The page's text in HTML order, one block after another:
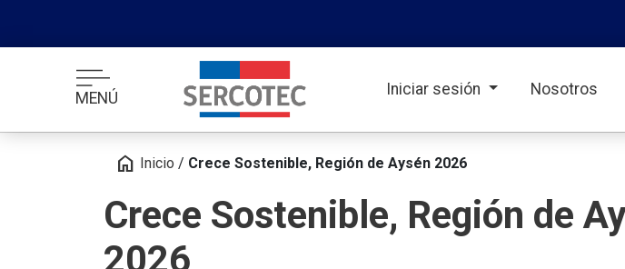
MENÚ Iniciar sesión Nosotros
home Inicio / Crece Sostenible, Región de Aysén 2026
Crece Sostenible, Región de
2026